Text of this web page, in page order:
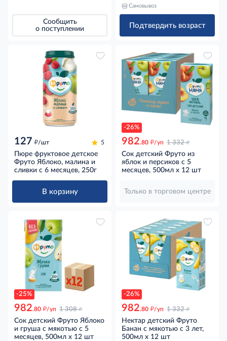
Сообщить
о поступлении
Самовывоз
Подтвердить возраст
127 д/шт 5
Пюре фруктовое детское
Фруто Яблоко, малина и
сливки с 6 месяцев, 250г
В корзину
-26%
982.80 д/уп 1 332 д
Сок детский Фруто из
яблок и персиков с 5
месяцев, 500мл х 12 шт
Только в торговом центре
-25%
982.80 д/уп 1 308 д
Сок детский Фруто Яблоко
и груша с мякотью с 5
месяцев, 500мл х 12 шт
-26%
982.80 д/уп 1 332 д
Нектар детский Фруто
Банан с мякотью с 3 лет,
500мл х 12 шт